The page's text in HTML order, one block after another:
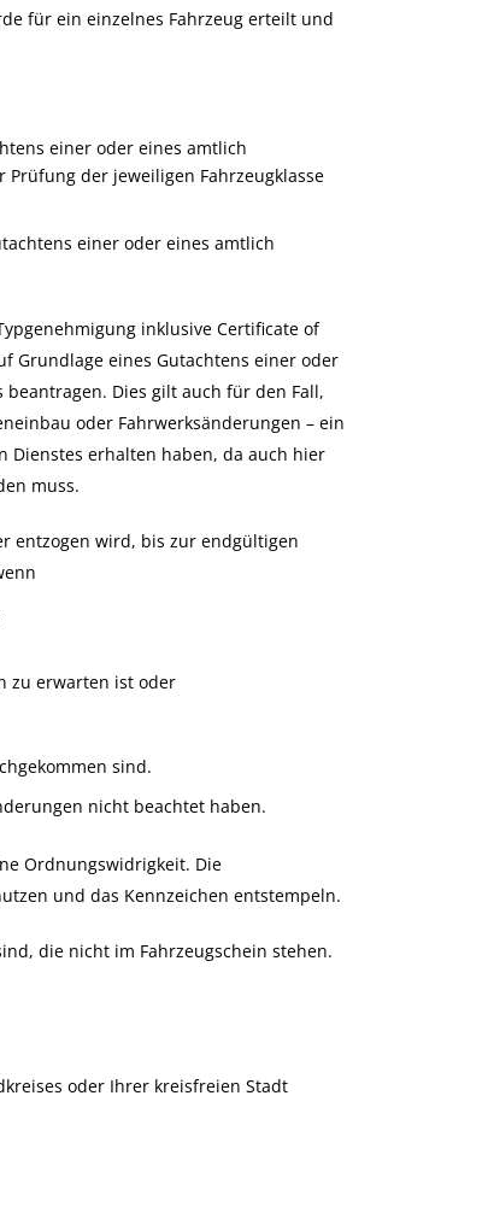
für ein einzelnes Fahrzeug erteilt und
einer oder eines amtlich
der jeweiligen Fahrzeugklasse
einer oder eines amtlich
inklusive Certificate of
Grundlage eines Gutachtens einer oder
Dies gilt auch für den Fall,
oder Fahrwerksänderungen – ein
Dienstes erhalten haben, da auch hier
muss.
entzogen wird, bis zur endgültigen
zu erwarten ist oder
sind.
nicht beachtet haben.
Ordnungswidrigkeit. Die
und das Kennzeichen entstempeln.
die nicht im Fahrzeugschein stehen.
oder Ihrer kreisfreien Stadt